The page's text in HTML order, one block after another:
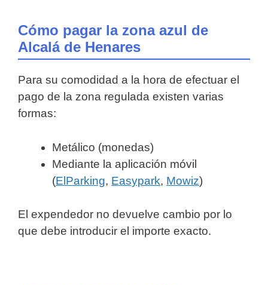
Cómo pagar la zona azul de
Alcalá de Henares
Para su comodidad a la hora de efectuar el
pago de la zona regulada existen varias
formas:
Metálico (monedas)
Mediante la aplicación móvil
(ElParking, Easypark, Mowiz)
El expendedor no devuelve cambio por lo
que debe introducir el importe exacto.